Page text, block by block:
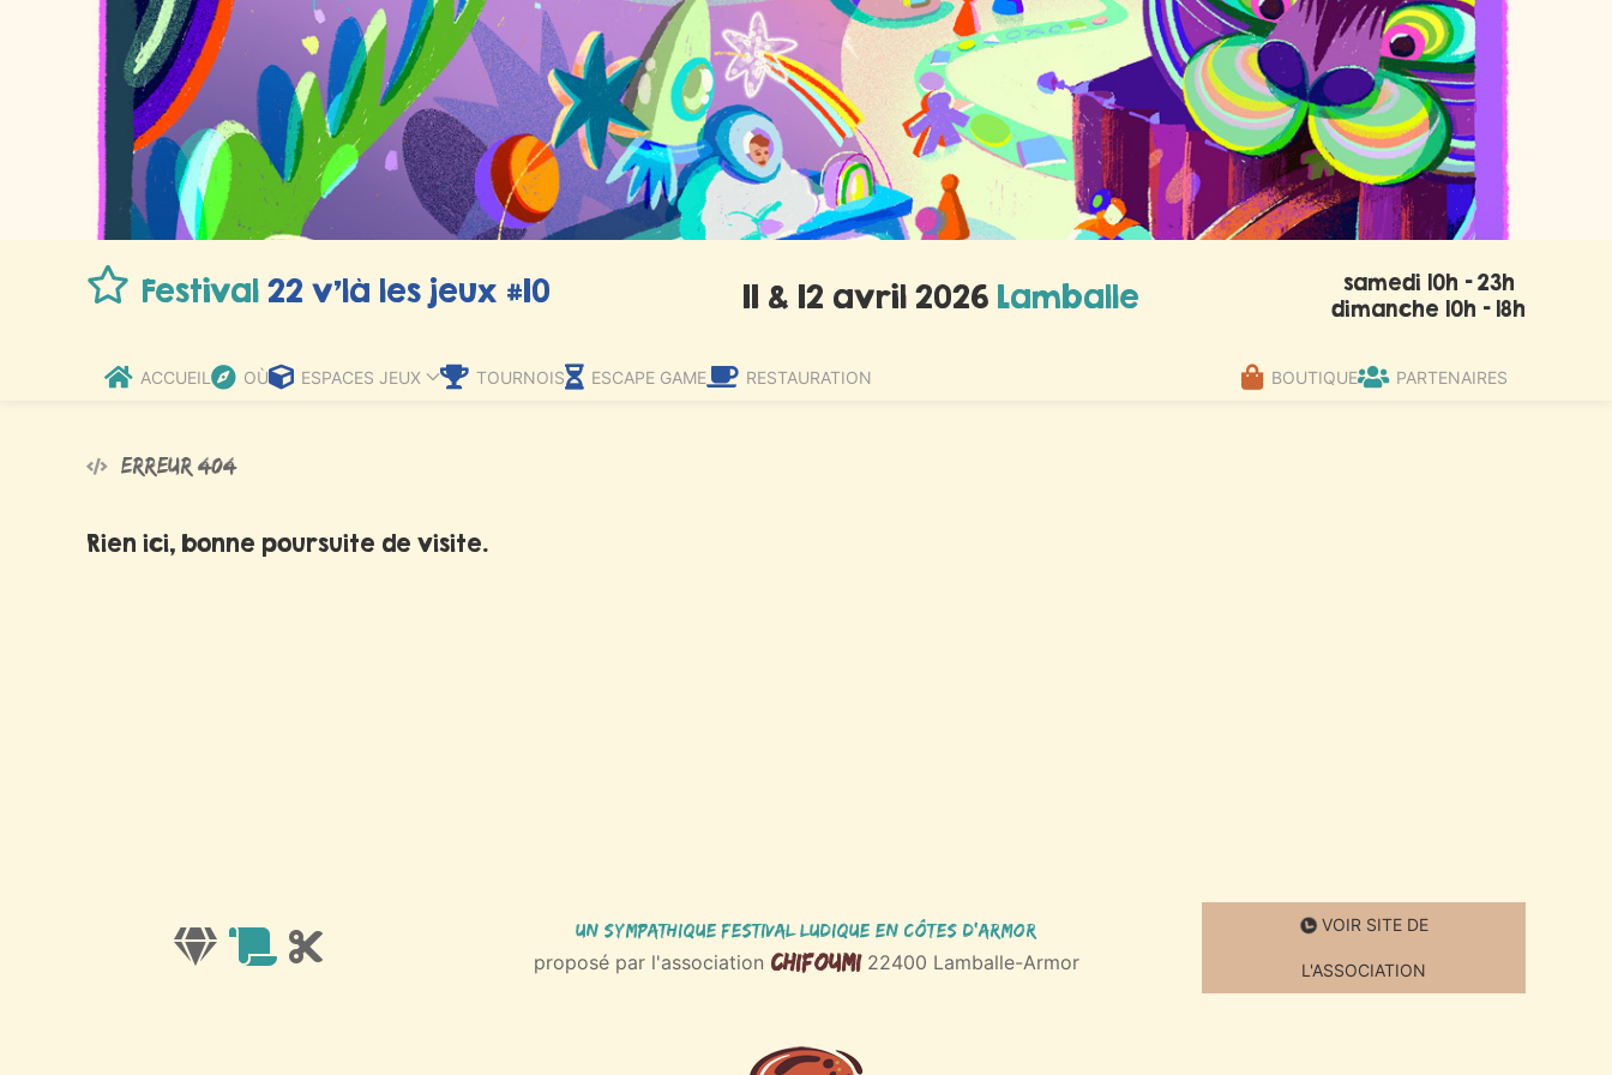
Festival 22 v’là les jeux #10 11 & 12 avril 2026 Lamballe
samedi 10h - 23h
dimanche 10h - 18h
ACCUEIL OÙ ESPACES JEUX TOURNOIS ESCAPE GAME RESTAURATION BOUTIQUE PARTENAIRES
Erreur 404
Rien ici, bonne poursuite de visite.
Un sympathique Festival ludique en Côtes d'Armor
proposé par l'association Chifoumi 22400 Lamballe-Armor
VOIR SITE DE
L'ASSOCIATION